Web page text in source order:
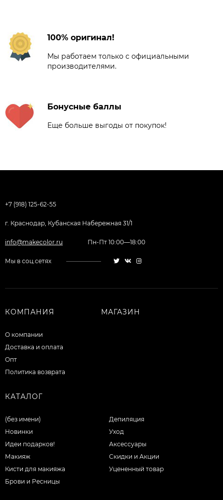
100% оригинал!
Мы работаем только с официальными
производителями.
Бонусные баллы
Еще больше выгоды от покупок!
+7 (918) 125-62-55
г. Краснодар, Кубанская Набережная 31/1
info@makecolor.ru Пн-Пт 10:00—18:00
Мы в соц.сетях
КОМПАНИЯ
О компании
Доставка и оплата
Опт
Политика возврата
МАГАЗИН
КАТАЛОГ
(без имени)
Новинки
Идеи подарков!
Макияж
Кисти для макияжа
Брови и Ресницы
Депиляция
Уход
Аксессуары
Скидки и Акции
Уцененный товар